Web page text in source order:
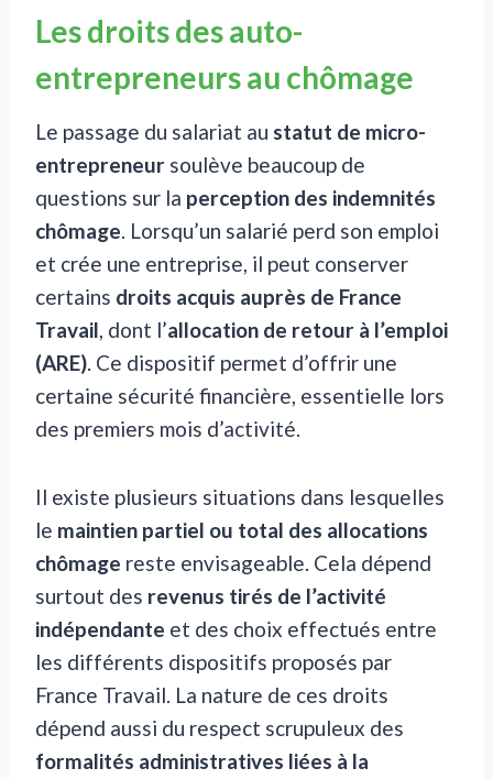
Les droits des auto-
entrepreneurs au chômage
Le passage du salariat au statut de micro-
entrepreneur soulève beaucoup de
questions sur la perception des indemnités
chômage. Lorsqu’un salarié perd son emploi
et crée une entreprise, il peut conserver
certains droits acquis auprès de France
Travail, dont l’allocation de retour à l’emploi
(ARE). Ce dispositif permet d’offrir une
certaine sécurité financière, essentielle lors
des premiers mois d’activité.
Il existe plusieurs situations dans lesquelles
le maintien partiel ou total des allocations
chômage reste envisageable. Cela dépend
surtout des revenus tirés de l’activité
indépendante et des choix effectués entre
les différents dispositifs proposés par
France Travail. La nature de ces droits
dépend aussi du respect scrupuleux des
formalités administratives liées à la